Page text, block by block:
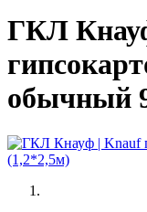
ГКЛ
обычный